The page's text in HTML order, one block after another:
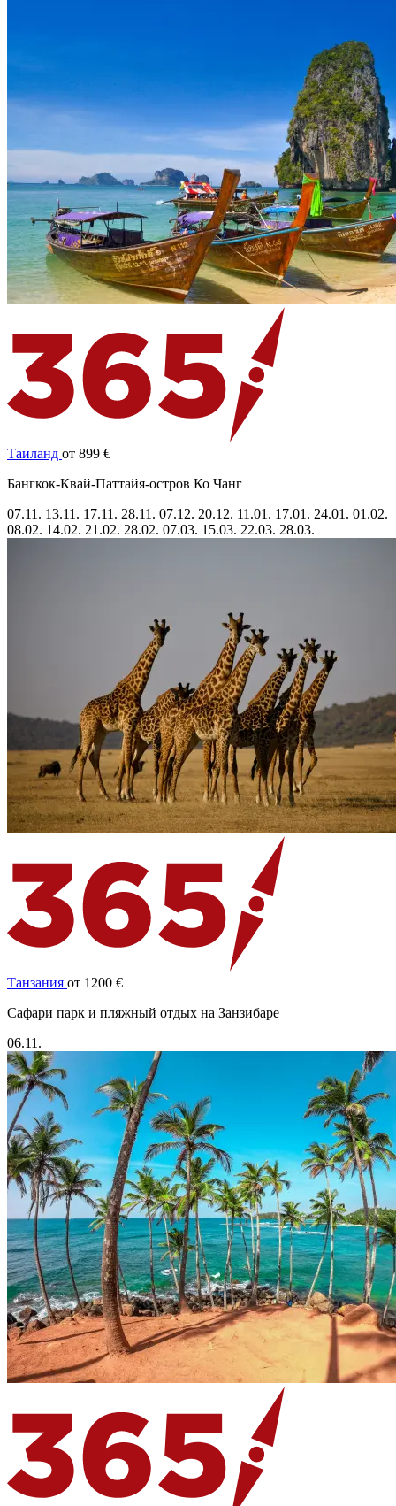
Таиланд от 899 €
Бангкок-Квай-Паттайя-остров Ко Чанг
07.11. 13.11. 17.11. 28.11. 07.12. 20.12. 11.01. 17.01. 24.01. 01.02.
08.02. 14.02. 21.02. 28.02. 07.03. 15.03. 22.03. 28.03.
Танзания от 1200 €
Cафари парк и пляжный отдых на Занзибаре
06.11.